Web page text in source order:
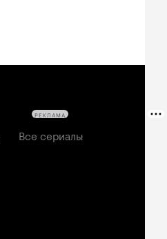
Все сериалы
РЕКЛАМА